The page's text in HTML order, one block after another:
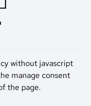
without javascript
manage consent
the page.